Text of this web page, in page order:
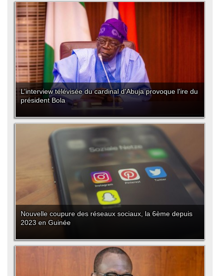
L’interview télévisée du cardinal d'Abuja provoque l'ire du
président Bola
Nouvelle coupure des réseaux sociaux, la 6ème depuis
2023 en Guinée